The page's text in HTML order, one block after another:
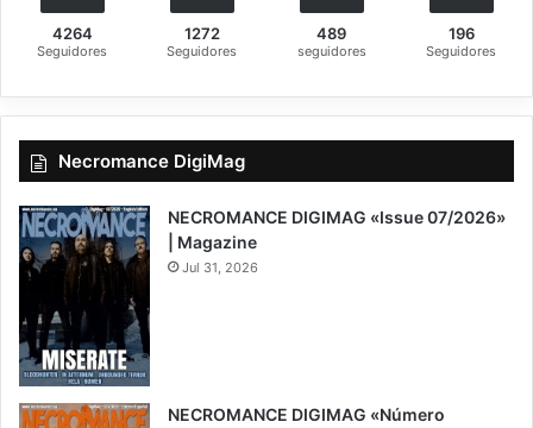
4264
Seguidores
1272
Seguidores
489
seguidores
196
Seguidores
Necromance DigiMag
NECROMANCE DIGIMAG «Issue 07/2026»
| Magazine
Jul 31, 2026
NECROMANCE DIGIMAG «Número